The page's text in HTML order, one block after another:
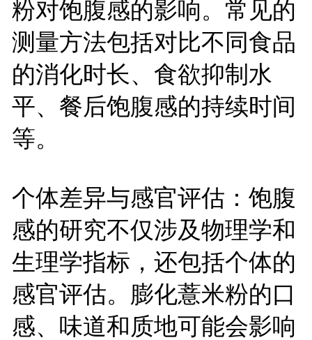
粉对饱腹感的影响。常见的
测量方法包括对比不同食品
的消化时长、食欲抑制水
平、餐后饱腹感的持续时间
等。
个体差异与感官评估：饱腹
感的研究不仅涉及物理学和
生理学指标，还包括个体的
感官评估。膨化薏米粉的口
感、味道和质地可能会影响